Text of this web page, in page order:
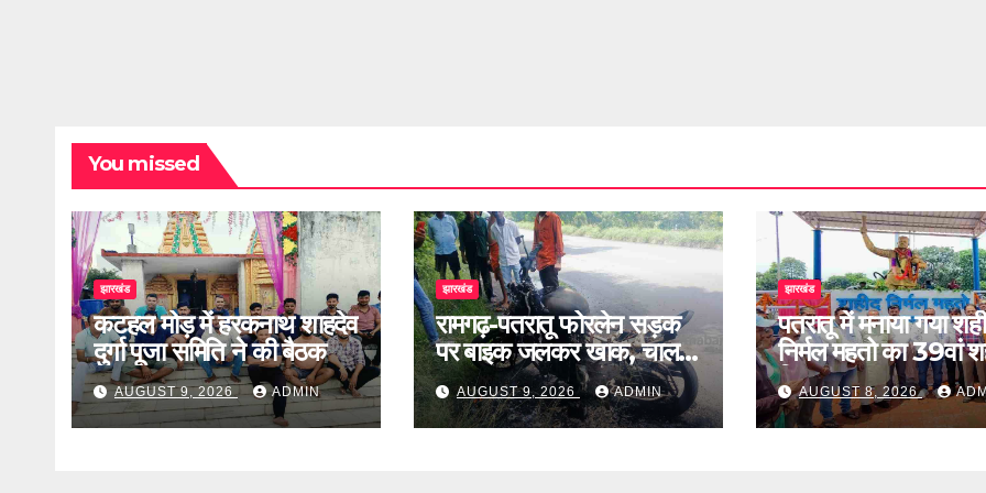
You missed
झारखंड
कटहल मोड़ में हरकनाथ शाहदेव
दुर्गा पूजा समिति ने की बैठक
AUGUST 9, 2026 ADMIN
झारखंड
रामगढ़-पतरातू फोरलेन सड़क
पर बाइक जलकर खाक, चालक
लापता
AUGUST 9, 2026 ADMIN
झारखंड
पतरातू में मनाया गया
निर्मल महतो का 39वां
दिवसAUGUST 8, 2026